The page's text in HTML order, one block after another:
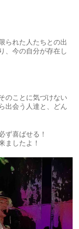
られた人たちとの出
、今の自分が存在し
のことに気づけない
出会う人達と、どん
ず喜ばせる！
ましたよ！